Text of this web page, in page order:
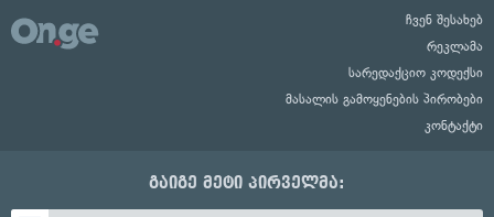
ჩვენ შესახებ
რეკლამა
სარედაქციო კოდექსი
მასალის გამოყენების პირობები
კონტაქტი
გაიგე მეტი პირველმა: